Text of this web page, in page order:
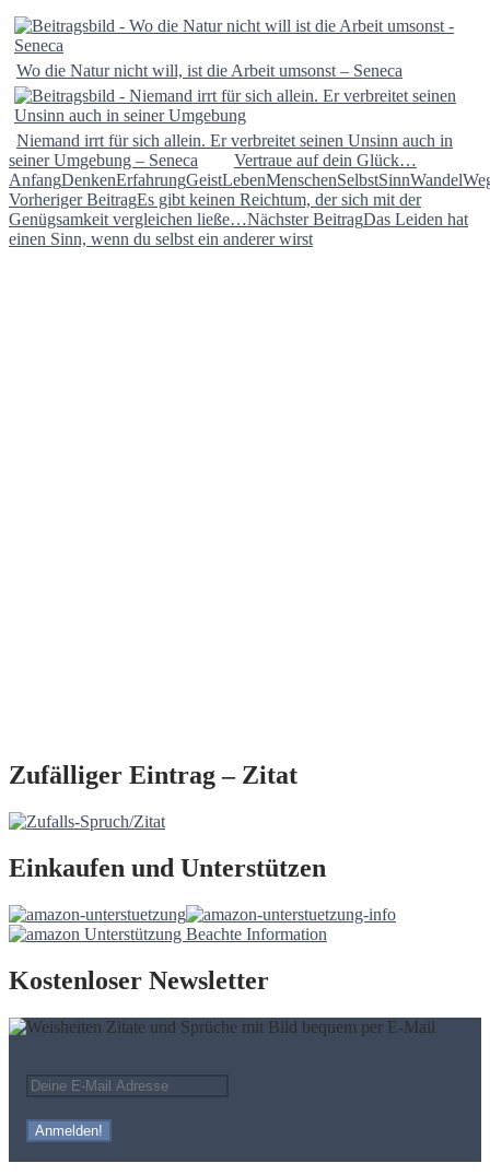
Wo die Natur nicht will, ist die Arbeit umsonst – Seneca
Niemand irrt für sich allein. Er verbreitet seinen Unsinn auch in
seiner Umgebung – Seneca
Vertraue auf dein Glück…
AnfangDenkenErfahrungGeistLebenMenschenSelbstSinnWandel
Beitragsnavigation
Vorheriger BeitragEs gibt keinen Reichtum, der sich mit der
Genügsamkeit vergleichen ließe…Nächster BeitragDas Leiden hat
einen Sinn, wenn du selbst ein anderer wirst
Zufälliger Eintrag – Zitat
Einkaufen und Unterstützen
Kostenloser Newsletter